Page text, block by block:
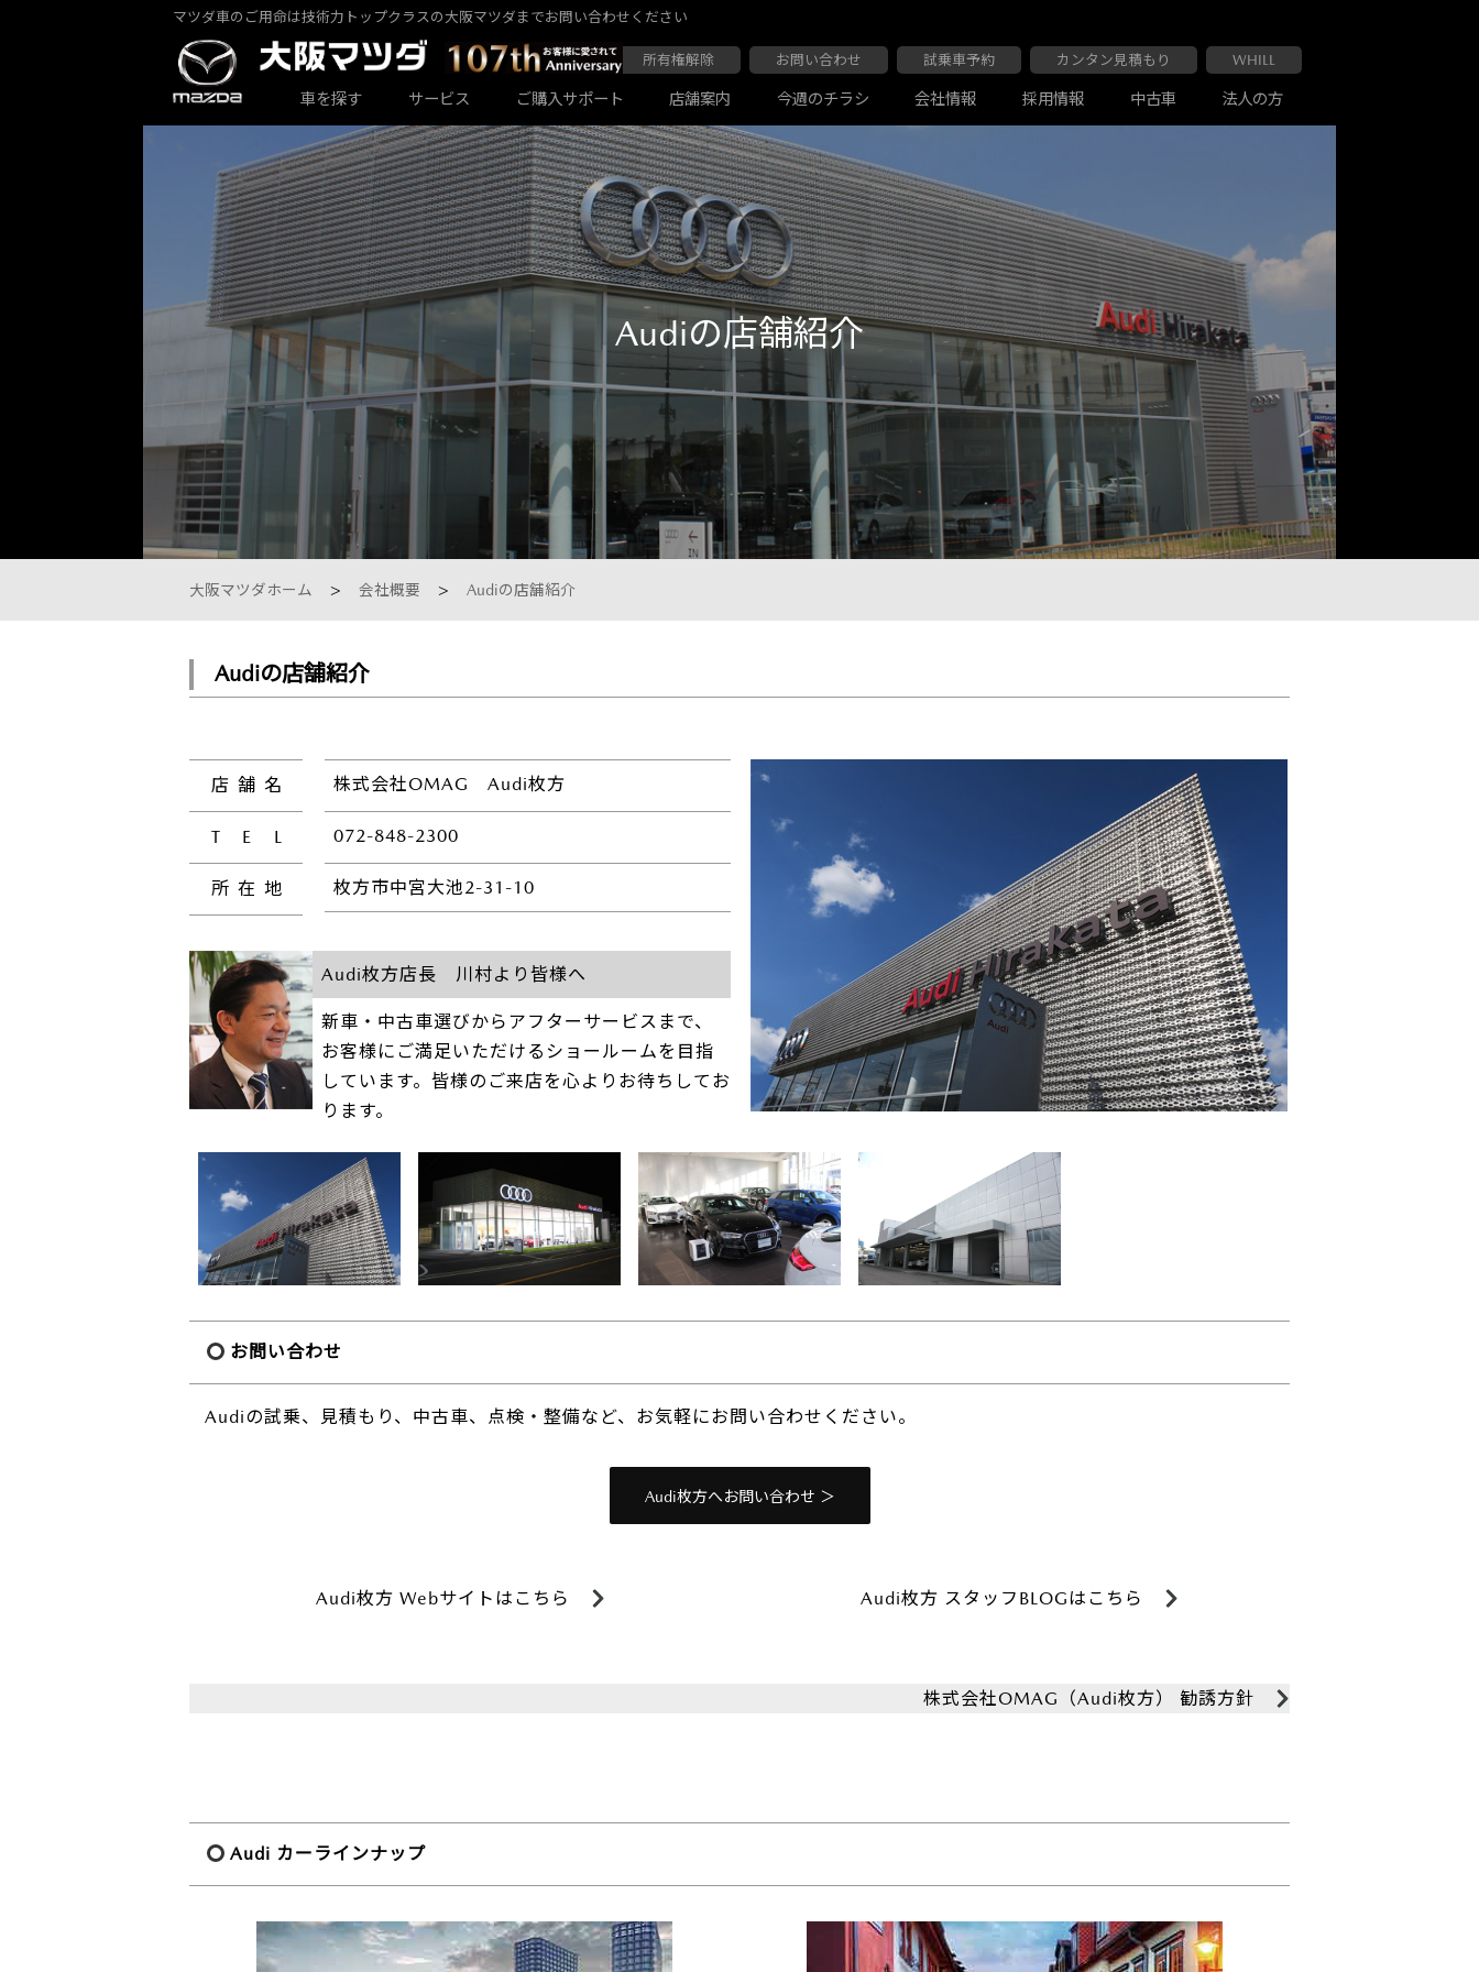
マツダ車のご用命は技術力トップクラスの大阪マツダまでお問い合わせください
所有権解除 お問い合わせ 試乗車予約 カンタン見積もり WHILL
車を探す
カーラインナップ一覧
乗用車一覧 商用車一覧 軽自動車一覧
サービス
サービス・アフターケアTOP
パックdeメンテ マツダ延長保証 ボディコーティング 車検・点検
その他のメンテナンス マツダ自動車保険スカイプラス JAF
ご購入サポート 店舗案内
大阪マツダ店舗一覧
大阪マツダ 東大阪中央店 大阪マツダ 東住吉店 大阪マツダ 四條畷店 大阪マツダ 布施南店
大阪マツダ 八尾店 大阪マツダ 関目高殿本店 大阪マツダ 枚方店 大阪マツダ 交野店
サービス専門工場 U-car Land 中古車専売店 法人営業部
今週のチラシ 会社情報
会社情報
会社概要 会社沿革 Audiの店舗紹介 お客様の声
採用情報 中古車 法人の方
Audiの店舗紹介
大阪マツダホーム 会社概要 Audiの店舗紹介
Audiの店舗紹介
店 舗 名 株式会社OMAG Audi枚方
T E L 072-848-2300
所 在 地 枚方市中宮大池2-31-10
Audi枚方店長 川村より皆様へ
新車・中古車選びからアフターサービスまで、
お客様にご満足いただけるショールームを目指
しています。皆様のご来店を心よりお待ちしてお
ります。
お問い合わせ
Audiの試乗、見積もり、中古車、点検・整備など、お気軽にお問い合わせください。
Audi枚方へお問い合わせ ＞
Audi枚方 Webサイトはこちら Audi枚方 スタッフBLOGはこちら
株式会社OMAG（Audi枚方） 勧誘方針
Audi カーラインナップ